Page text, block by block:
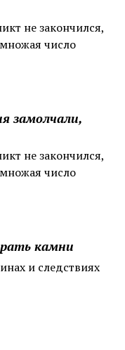
не закончился,
число
замолчали,
не закончился,
число
камни
и следствиях